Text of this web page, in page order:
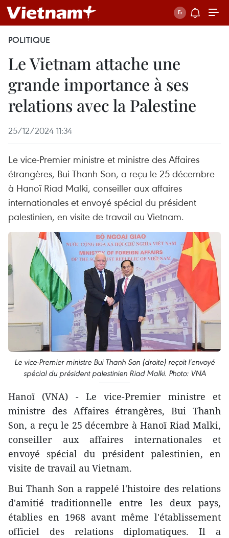
POLITIQUE
Le Vietnam attache une
grande importance à ses
relations avec la Palestine
25/12/2024 11:34
Le vice-Premier ministre et ministre des Affaires
étrangères, Bui Thanh Son, a reçu le 25 décembre
à Hanoï Riad Malki, conseiller aux affaires
internationales et envoyé spécial du président
palestinien, en visite de travail au Vietnam.
Le vice-Premier ministre Bui Thanh Son (droite) reçoit l'envoyé
spécial du président palestinien Riad Malki. Photo: VNA
Hanoï (VNA) - Le vice-Premier ministre et
ministre des Affaires étrangères, Bui Thanh
Son, a reçu le 25 décembre à Hanoï Riad Malki,
conseiller aux affaires internationales et
envoyé spécial du président palestinien, en
visite de travail au Vietnam.
Bui Thanh Son a rappelé l'histoire des relations
d'amitié traditionnelle entre les deux pays,
établies en 1968 avant même l'établissement
officiel des relations diplomatiques. Il a